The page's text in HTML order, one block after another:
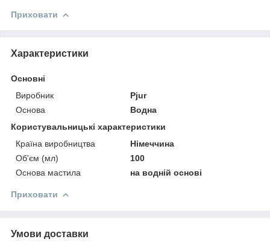
Приховати
Характеристики
Основні
Виробник
Pjur
Основа
Водна
Користувальницькі характеристики
Країна виробництва
Німеччина
Об'єм (мл)
100
Основа мастила
на водній основі
Приховати
Умови доставки